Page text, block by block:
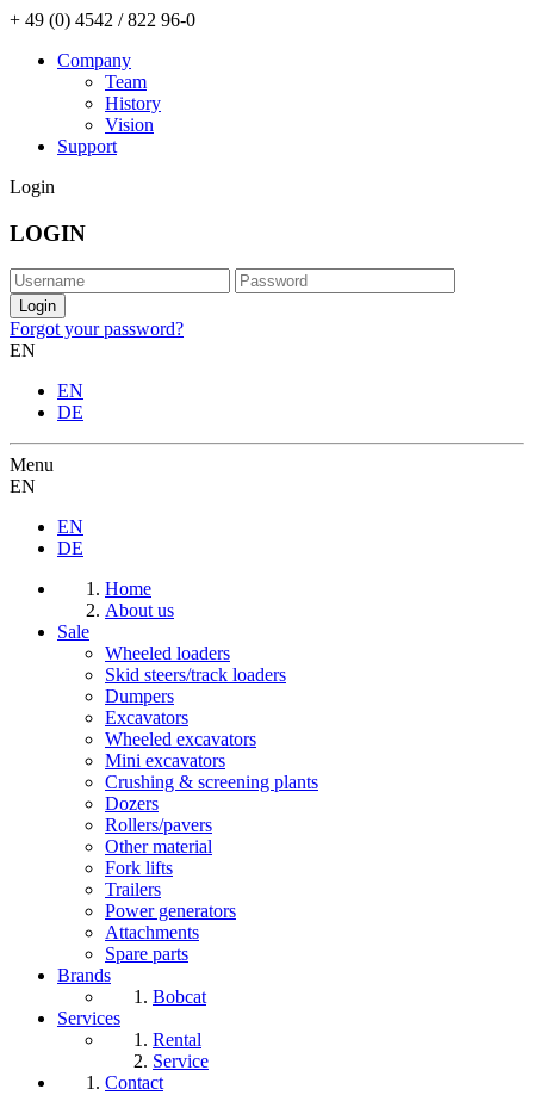
+ 49 (0) 4542 / 822 96-0
Company
Team
History
Vision
Support
Login
LOGIN
Forgot your password?
EN
EN
DE
Menu
EN
EN
DE
Home
About us
Sale
Wheeled loaders
Skid steers/track loaders
Dumpers
Excavators
Wheeled excavators
Mini excavators
Crushing & screening plants
Dozers
Rollers/pavers
Other material
Fork lifts
Trailers
Power generators
Attachments
Spare parts
Brands
Bobcat
Services
Rental
Service
Contact